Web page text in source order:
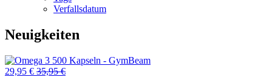
Verfallsdatum
Neuigkeiten
29,95 € 35,95 €